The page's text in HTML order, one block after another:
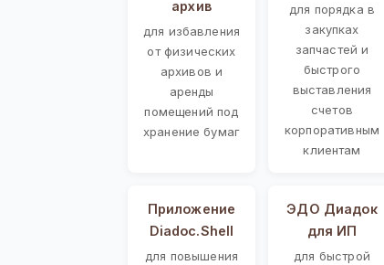
архив
для избавления
от физических
архивов и
аренды
помещений под
хранение бумаг
для порядка в
закупках
запчастей и
быстрого
выставления
счетов
корпоративным
клиентам
Приложение
Diadoc.Shell
для повышения
ЭДО Диадок
для ИП
для быстрой